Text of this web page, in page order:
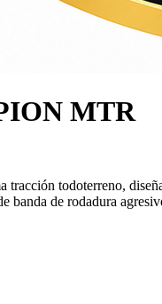
MTR
todoterreno,
banda de rodadura